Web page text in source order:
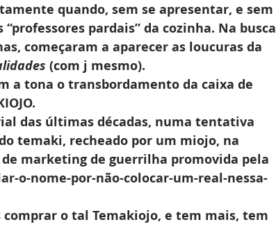
quando, sem se apresentar, e sem
pardais” da cozinha. Na busca
começaram a aparecer as loucuras da
(com j mesmo).
a tona o transbordamento da caixa de
das últimas décadas, numa tentativa
temaki, recheado por um miojo, na
marketing de guerrilha promovida pela
o-nome-por-não-colocar-um-real-nessa-
o tal Temakiojo, e tem mais, tem